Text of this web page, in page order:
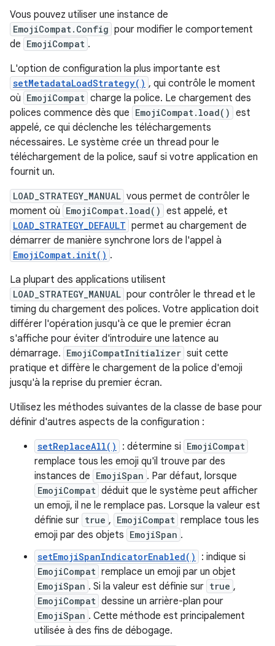
Vous pouvez utiliser une instance de
EmojiCompat.Config pour modifier le comportement
de EmojiCompat .
L'option de configuration la plus importante est
setMetadataLoadStrategy() , qui contrôle le moment
où EmojiCompat charge la police. Le chargement des
polices commence dès que EmojiCompat.load() est
appelé, ce qui déclenche les téléchargements
nécessaires. Le système crée un thread pour le
téléchargement de la police, sauf si votre application en
fournit un.
LOAD_STRATEGY_MANUAL vous permet de contrôler le
moment où EmojiCompat.load() est appelé, et
LOAD_STRATEGY_DEFAULT permet au chargement de
démarrer de manière synchrone lors de l'appel à
EmojiCompat.init() .
La plupart des applications utilisent
LOAD_STRATEGY_MANUAL pour contrôler le thread et le
timing du chargement des polices. Votre application doit
différer l'opération jusqu'à ce que le premier écran
s'affiche pour éviter d'introduire une latence au
démarrage. EmojiCompatInitializer suit cette
pratique et diffère le chargement de la police d'emoji
jusqu'à la reprise du premier écran.
Utilisez les méthodes suivantes de la classe de base pour
définir d'autres aspects de la configuration :
setReplaceAll() : détermine si EmojiCompat
remplace tous les emoji qu'il trouve par des
instances de EmojiSpan . Par défaut, lorsque
EmojiCompat déduit que le système peut afficher
un emoji, il ne le remplace pas. Lorsque la valeur est
définie sur true , EmojiCompat remplace tous les
emoji par des objets EmojiSpan .
setEmojiSpanIndicatorEnabled() : indique si
EmojiCompat remplace un emoji par un objet
EmojiSpan . Si la valeur est définie sur true ,
EmojiCompat dessine un arrière-plan pour
EmojiSpan . Cette méthode est principalement
utilisée à des fins de débogage.